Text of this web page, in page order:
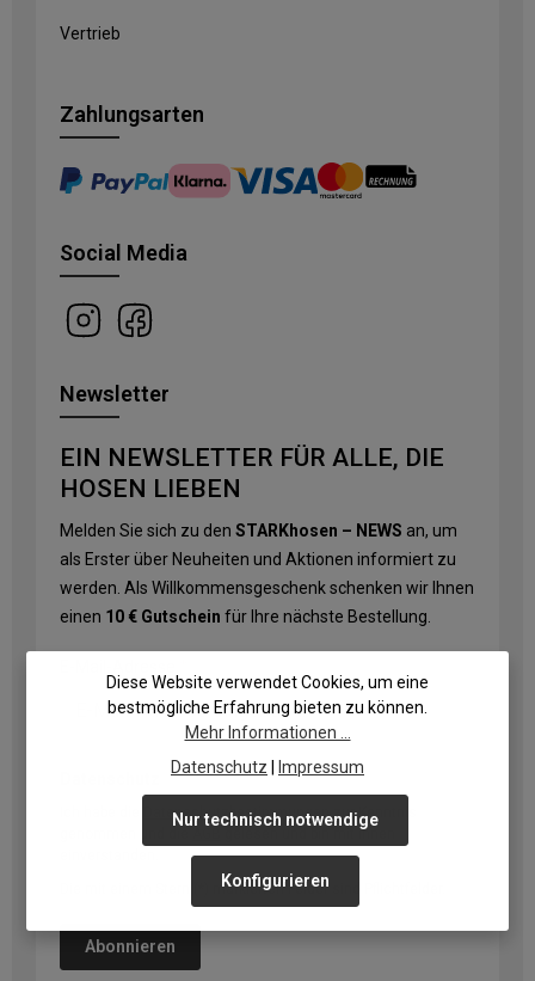
Vertrieb
Zahlungsarten
Social Media
Newsletter
EIN NEWSLETTER FÜR ALLE, DIE
HOSEN LIEBEN
Melden Sie sich zu den STARKhosen – NEWS an, um
als Erster über Neuheiten und Aktionen informiert zu
werden. Als Willkommensgeschenk schenken wir Ihnen
einen 10 € Gutschein für Ihre nächste Bestellung.
Datenschutzbestimmungenzur Kenntnis
gelesen und bin mit ihnen
Die mit einem Stern (*) markierten Felder sind Pflichtfelder.
Abonnieren
Diese Website verwendet Cookies, um eine
bestmögliche Erfahrung bieten zu können.
Mehr Informationen ...
Datenschutz
Impressum
Nur technisch notwendige
Konfigurieren